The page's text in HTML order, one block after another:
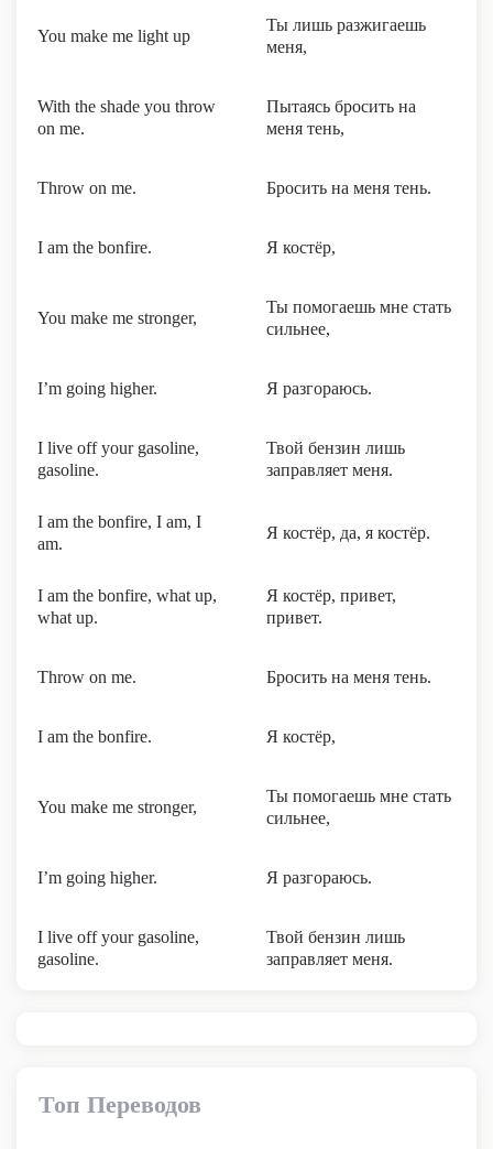
You make me light up
Ты лишь разжигаешь
меня,
With the shade you throw
on me.
Пытаясь бросить на
меня тень,
Throw on me. Бросить на меня тень.
I am the bonfire. Я костёр,
You make me stronger,
Ты помогаешь мне стать
сильнее,
I’m going higher. Я разгораюсь.
I live off your gasoline,
gasoline.
Твой бензин лишь
заправляет меня.
I am the bonfire, I am, I
am.
Я костёр, да, я костёр.
I am the bonfire, what up,
what up.
Я костёр, привет,
привет.
Throw on me. Бросить на меня тень.
I am the bonfire. Я костёр,
You make me stronger,
Ты помогаешь мне стать
сильнее,
I’m going higher. Я разгораюсь.
I live off your gasoline,
gasoline.
Твой бензин лишь
заправляет меня.
Топ Переводов